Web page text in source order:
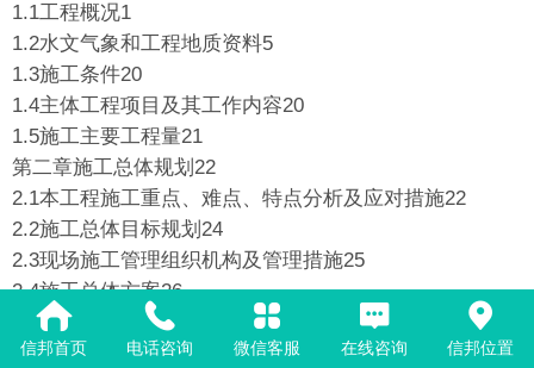
1.1工程概况1
1.2水文气象和工程地质资料5
1.3施工条件20
1.4主体工程项目及其工作内容20
1.5施工主要工程量21
第二章施工总体规划22
2.1本工程施工重点、难点、特点分析及应对措施22
2.2施工总体目标规划24
2.3现场施工管理组织机构及管理措施25
2.4施工总体方案26
第三章施工进度计划30
3.1编制依据及编制原则30
信邦首页 电话咨询 微信客服 在线咨询 信邦位置